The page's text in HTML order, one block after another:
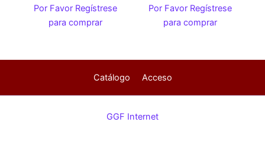
Por Favor Regístrese
para comprar
Por Favor Regístrese
para comprar
Catálogo Acceso
GGF Internet